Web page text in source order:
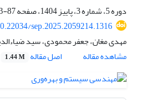
دوره 5، شماره 3، پاییز 1404، صفحه
87-133
sep.2025.2059214.1316
مهدی مغان، جعفر محمودی، سید
مشاهده مقاله
اصل مقاله 1.44 M